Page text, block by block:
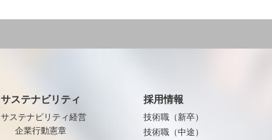
サステナビリティ
サステナビリティ経営
企業行動憲章
採用情報
技術職（新卒）
技術職（中途）